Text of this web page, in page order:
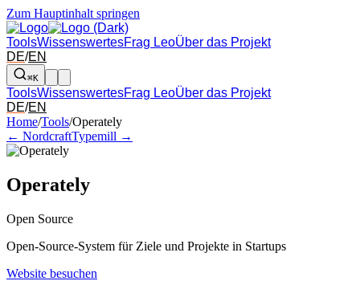
Zum Hauptinhalt springen
ToolsWissenswertesFrag LeoÜber das Projekt
DE/EN
⌘K
ToolsWissenswertesFrag LeoÜber das Projekt
DE/EN
Pfeil links und rechts: zum benachbarten Tool in der Übersicht
Home/Tools/Operately
← NordcraftTypemill →
Operately
Open Source
Open-Source-System für Ziele und Projekte in Startups
Website besuchen